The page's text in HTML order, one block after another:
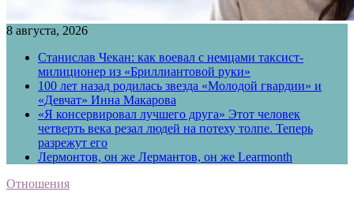
8 августа, 2026
Станислав Чекан: как воевал с немцами таксист-
милиционер из «Бриллиантовой руки»
100 лет назад родилась звезда «Молодой гвардии» и
«Девчат» Инна Макарова
«Я консервировал лучшего друга» Этот человек
четверть века резал людей на потеху толпе. Теперь
разрежут его
Лермонтов, он же Лермантов, он же Learmonth
Отношения